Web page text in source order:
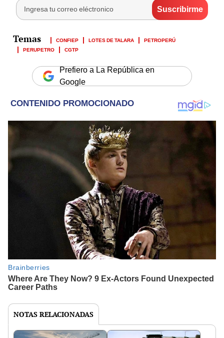
CONFIEP LOTES DE TALARA
PETROPERÚ
PERUPETRO
CGTP
Prefiero a La República en
Google
NOTAS RELACIONADAS